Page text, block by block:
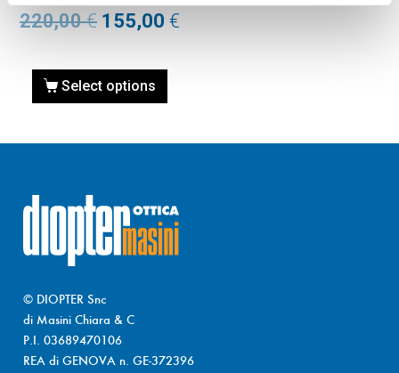
220,00€ 155,00 €
Select options
© DIOPTER Snc
di Masini Chiara & C
P.I. 03689470106
REA di GENOVA n. GE-372396